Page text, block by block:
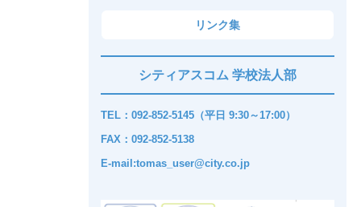
リンク集
シティアスコム 学校法人部
TEL：092-852-5145（平日 9:30～17:00）
FAX：092-852-5138
E-mail:tomas_user@city.co.jp